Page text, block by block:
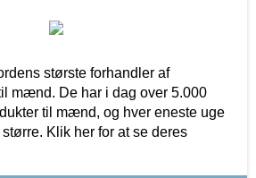
største forhandler af
mænd. De har i dag over 5.000
til mænd, og hver eneste uge
Klik her for at se deres